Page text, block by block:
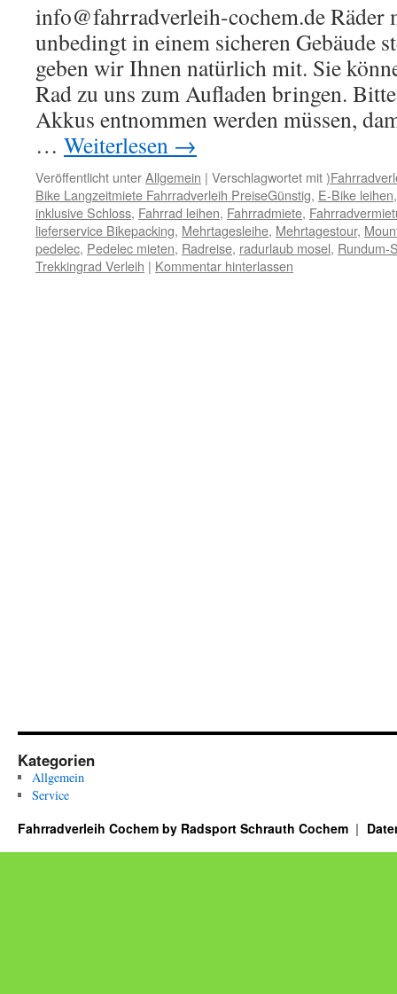
info@fahrradverleih-cochem.de Räder
unbedingt in einem sicheren Gebäude
geben wir Ihnen natürlich mit. Sie
Rad zu uns zum Aufladen bringen.
Akkus entnommen werden müssen,
… Weiterlesen →
Veröffentlicht unterAllgemein | Verschlagwortet mit
Bike Langzeitmiete Fahrradverleih PreiseGünstig, E-Bike leihen
inklusive Schloss, Fahrrad leihen, Fahrradmiete,
lieferservice Bikepacking, Mehrtagesleihe, Mehrtagestour,
pedelec, Pedelec mieten, Radreise, radurlaub mosel, Rundum-
Trekkingrad Verleih | Kommentar hinterlassen
Kategorien
Allgemein
Service
Fahrradverleih Cochem by Radsport Schrauth Cochem